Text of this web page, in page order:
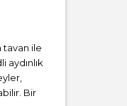
tavan ile
aydınlık
Bir